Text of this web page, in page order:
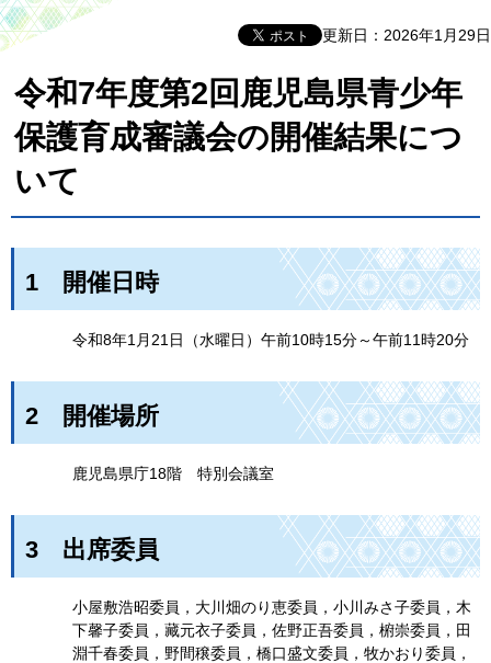
更新日：2026年1月29日
令和7年度第2回鹿児島県青少年
保護育成審議会の開催結果につ
いて
1 開催日時
令和8年1月21日（水曜日）午前10時15分～午前11時20分
2 開催場所
鹿児島県庁18階 特別会議室
3 出席委員
小屋敷浩昭委員，大川畑のり恵委員，小川みさ子委員，木
下馨子委員，藏元衣子委員，佐野正吾委員，椨崇委員，田
淵千春委員，野間穣委員，橋口盛文委員，牧かおり委員，